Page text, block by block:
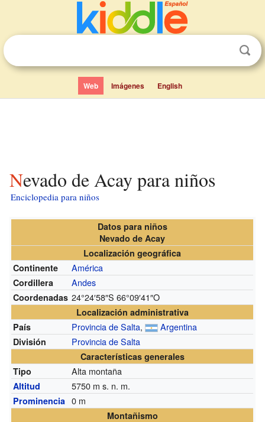
Web Imágenes English
Nevado de Acay para niños
Enciclopedia para niños
Datos para niños
Nevado de Acay
Localización geográfica
Continente
América
Cordillera Andes
Coordenadas 24°24′58″S 66°09′41″O
Localización administrativa
País
Provincia de Salta, Argentina
División Provincia de Salta
Características generales
Tipo
Alta montaña
Altitud 5750 m s. n. m.
Prominencia 0 m
Montañismo